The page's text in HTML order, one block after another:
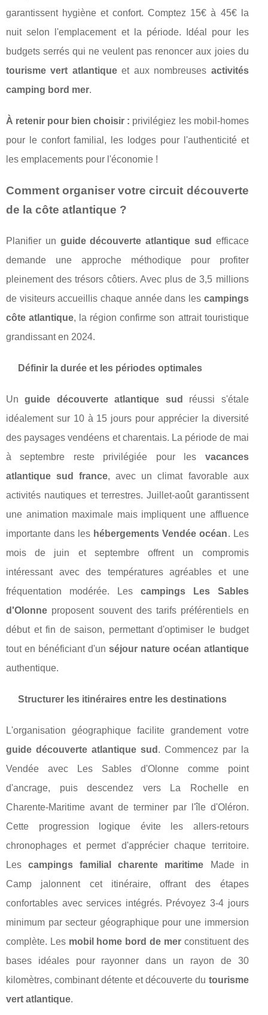
garantissent hygiène et confort. Comptez 15€ à 45€ la
nuit selon l'emplacement et la période. Idéal pour les
budgets serrés qui ne veulent pas renoncer aux joies du
tourisme vert atlantiqueet aux nombreuses activités
camping bord mer.
À retenir pour bien choisir : privilégiez les mobil-homes
pour le confort familial, les lodges pour l'authenticité et
les emplacements pour l'économie !
Comment organiser votre circuit découverte
de la côte atlantique ?
Planifier un guide découverte atlantique sud efficace
demande une approche méthodique pour profiter
pleinement des trésors côtiers. Avec plus de 3,5 millions
de visiteurs accueillis chaque année dans les campings
côte atlantique, la région confirme son attrait touristique
grandissant en 2024.
Définir la durée et les périodes optimales
Unguide découverte atlantique sud
réussi s'étale
idéalement sur 10 à 15 jours pour apprécier la diversité
des paysages vendéens et charentais. La période de mai
à septembre reste privilégiée pour les vacances
atlantique sud france, avec un climat favorable aux
activités nautiques et terrestres. Juillet-août garantissent
une animation maximale mais impliquent une affluence
importante dans les hébergements Vendée océan. Les
mois de juin et septembre offrent un compromis
intéressant avec des températures agréables et une
fréquentation modérée. Les campings Les Sables
d'Olonne proposent souvent des tarifs préférentiels en
début et fin de saison, permettant d'optimiser le budget
tout en bénéficiant d'un séjour nature océan atlantique
authentique.
Structurer les itinéraires entre les destinations
L'organisation géographique facilite grandement votre
guide découverte atlantique sud . Commencez par la
Vendée avec Les Sables d'Olonne comme point
d'ancrage, puis descendez vers La Rochelle en
Charente-Maritime avant de terminer par l'île d'Oléron.
Cette progression logique évite les allers-retours
chronophages et permet d'apprécier chaque territoire.
Lescampings familial charente maritime Made in
Camp jalonnent cet itinéraire, offrant des étapes
confortables avec services intégrés. Prévoyez 3-4 jours
minimum par secteur géographique pour une immersion
complète. Les mobil home bord de merconstituent des
bases idéales pour rayonner dans un rayon de 30
kilomètres, combinant détente et découverte du tourisme
vert atlantique.